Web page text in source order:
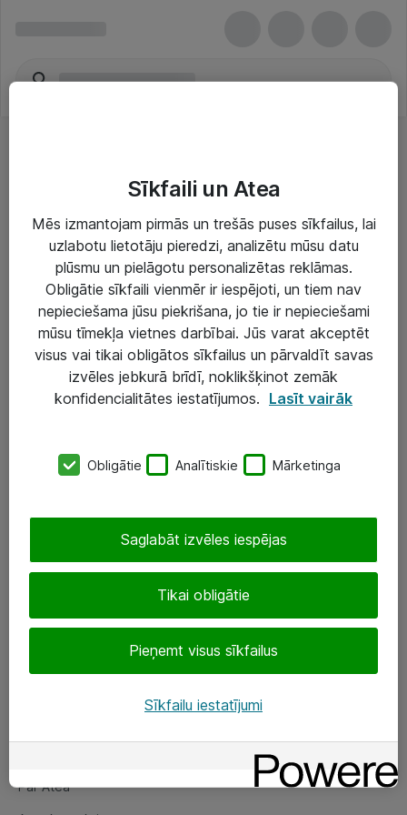
Risinājumi & Pakalpojumi
IT serviss un atbalsts
IT infrastruktūra
Darba vietu IT risinājumi
Serveri un datu centri
SIA „ATEA”
eShop@atea.lv
Sekojiet mums
Par Atea
Par Atea
Sīkfaili un Atea
Mēs izmantojam pirmās un trešās puses sīkfailus, lai
uzlabotu lietotāju pieredzi, analizētu mūsu datu
plūsmu un pielāgotu personalizētas reklāmas.
Obligātie sīkfaili vienmēr ir iespējoti, un tiem nav
nepieciešama jūsu piekrišana, jo tie ir nepieciešami
mūsu tīmekļa vietnes darbībai. Jūs varat akceptēt
visus vai tikai obligātos sīkfailus un pārvaldīt savas
izvēles jebkurā brīdī, noklikšķinot zemāk
konfidencialitātes iestatījumos. Lasīt vairāk
Obligātie Analītiskie Mārketinga
Tikai obligātie
Pieņemt visus sīkfailus
Saglabāt izvēles iespējas
Sīkfailu iestatījumi